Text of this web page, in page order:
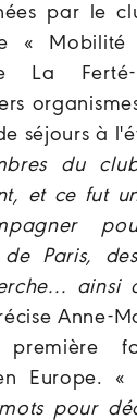
par le
«
La Ferté-
séjours à
du
et ce fut
de Paris,
ainsi
Anne-
première
Europe. «
pour